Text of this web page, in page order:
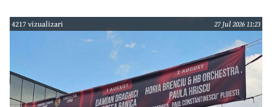
4217 vizualizari 27 Jul 2026 11:23